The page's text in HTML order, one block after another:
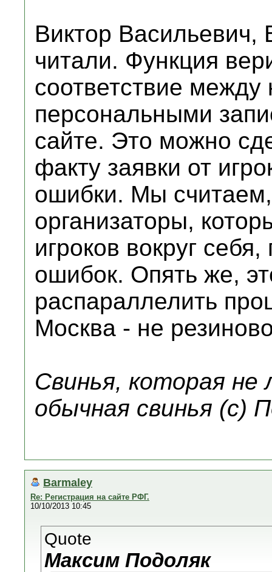
Виктор
читали. Функция
соответствие
персональными
сайте. Это можно
факту заявки от
ошибки. Мы
организаторы,
игроков вокруг
ошибок. Опять же,
распараллелить
Москва - не
Свинья, которая
обычная свинья (с)
Barmaley
Re: Регистрация на сайте РФГ.
10/10/2013 10:45
Quote
Максим Подоляк